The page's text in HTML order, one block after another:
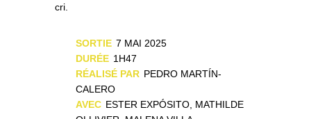
cri.
SORTIE 7 MAI 2025
DURÉE 1H47
RÉALISÉ PAR PEDRO MARTÍN-
CALERO
AVEC ESTER EXPÓSITO, MATHILDE